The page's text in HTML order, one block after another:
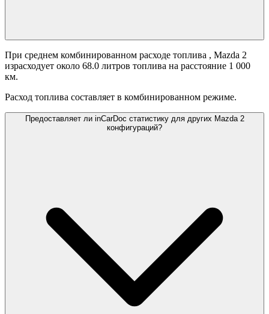
При среднем комбинированном расходе топлива , Mazda 2
израсходует около 68.0 литров топлива на расстояние 1 000
км.
Расход топлива составляет в комбинированном режиме.
Предоставляет ли inCarDoc статистику для других Mazda 2
конфигураций?